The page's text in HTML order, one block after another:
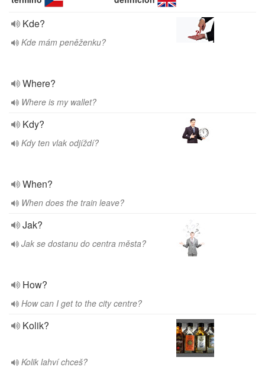
Kde?
Kde mám peněženku?
Where?
Where is my wallet?
Kdy?
Kdy ten vlak odjíždí?
When?
When does the train leave?
Jak?
Jak se dostanu do centra města?
How?
How can I get to the city centre?
Kolik?
Kolik lahví chceš?